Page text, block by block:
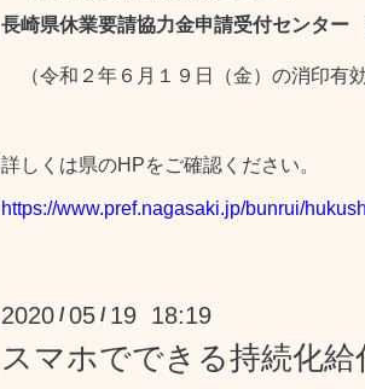
長崎県休業要請協力金申請受付センタ
（令和２年６月１９日（金）の消印有効
詳しくは県のHPをご確認ください。
https://www.pref.nagasaki.jp/bunrui/
2020 /05 / 19 18:19
スマホでできる持続化給